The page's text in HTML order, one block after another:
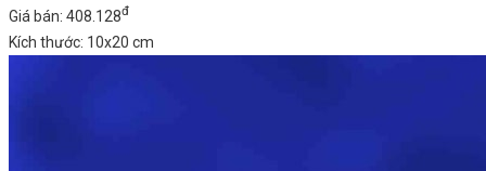
Giá bán: 408.128đ
Kích thước: 10x20 cm